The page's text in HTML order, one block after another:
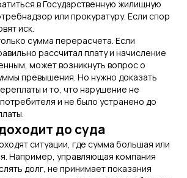
в Государственную жилищную
или прокуратуру. Если спор
иск.
сумма перерасчета. Если
рассчитал плату и начисление
может возникнуть вопрос о
превышения. Но нужно доказать
и то, что нарушение не
и не было устранено до
до суда
ситуации, где сумма большая или
Например, управляющая компания
долг, не принимает показания